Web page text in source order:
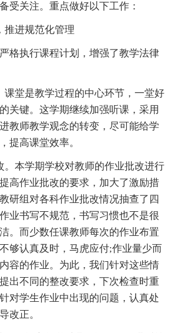
受关注。重点做好以下工作：
推进规范化管理
格执行课程计划，增强了教学法律
课堂是教学过程的中心环节，一堂好
关键。这学期继续加强听课，采用
教师教学观念的转变，尽可能给学
提高课堂效率。
。本学期学校对教师的作业批改进行
高作业批改的要求，加大了激励措
研组对各科作业批改情况抽查了四
业书写不规范，书写习惯也不是很
。而少数任课教师每次的作业布置
够认真及时，马虎应付;作业量少而
容的作业。为此，我们针对这些情
出不同的整改要求，下次检查时重
对学生作业中出现的问题，认真处
改正。